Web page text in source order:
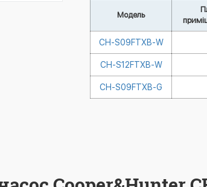
Модель
CH-S09FTXB-W
CH-S12FTXB-W
CH-S09FTXB-G